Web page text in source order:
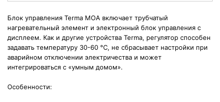
Блок управления Terma MOA включает трубчатый
нагревательный элемент и электронный блок управления с
дисплеем. Как и другие устройства Terma, регулятор способен
задавать температуру 30-60 °С, не сбрасывает настройки при
аварийном отключении электричества и может
интегрироваться с «умным домом».
Особенности: